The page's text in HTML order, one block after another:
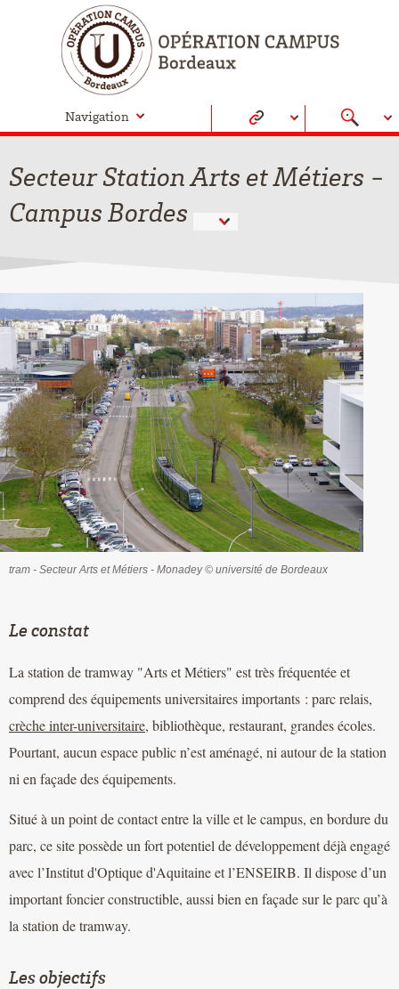
Navigation
Secteur Station Arts et Métiers -
Campus Bordes
tram - Secteur Arts et Métiers - Monadey © université de Bordeaux
Le constat
La station de tramway "Arts et Métiers" est très fréquentée et
comprend des équipements universitaires importants : parc relais,
crèche inter-universitaire, bibliothèque, restaurant, grandes écoles.
Pourtant, aucun espace public n’est aménagé, ni autour de la station
ni en façade des équipements.
Situé à un point de contact entre la ville et le campus, en bordure du
parc, ce site possède un fort potentiel de développement déjà engagé
avec l’Institut d'Optique d'Aquitaine et l’ENSEIRB. Il dispose d’un
important foncier constructible, aussi bien en façade sur le parc qu’à
la station de tramway.
Les objectifs